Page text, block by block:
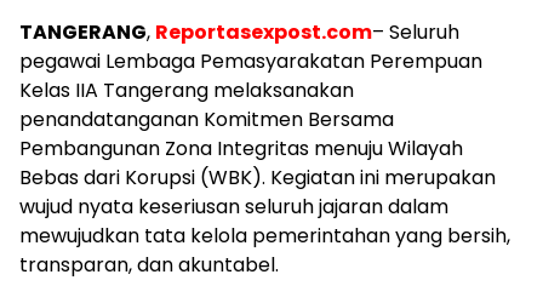
TANGERANG, Reportasexpost.com– Seluruh
pegawai Lembaga Pemasyarakatan Perempuan
Kelas IIA Tangerang melaksanakan
penandatanganan Komitmen Bersama
Pembangunan Zona Integritas menuju Wilayah
Bebas dari Korupsi (WBK). Kegiatan ini merupakan
wujud nyata keseriusan seluruh jajaran dalam
mewujudkan tata kelola pemerintahan yang bersih,
transparan, dan akuntabel.